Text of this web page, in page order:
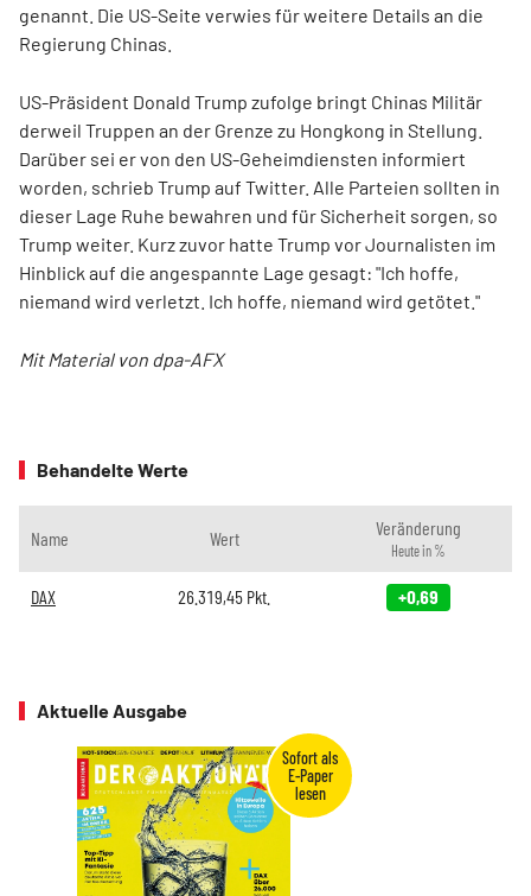
genannt. Die US-Seite verwies für weitere Details an die
Regierung Chinas.
US-Präsident Donald Trump zufolge bringt Chinas Militär
derweil Truppen an der Grenze zu Hongkong in Stellung.
Darüber sei er von den US-Geheimdiensten informiert
worden, schrieb Trump auf Twitter. Alle Parteien sollten in
dieser Lage Ruhe bewahren und für Sicherheit sorgen, so
Trump weiter. Kurz zuvor hatte Trump vor Journalisten im
Hinblick auf die angespannte Lage gesagt: "Ich hoffe,
niemand wird verletzt. Ich hoffe, niemand wird getötet."
Mit Material von dpa-AFX
Behandelte Werte
Name Wert Veränderung
Heute in %
DAX 26.319,45 Pkt. +0,69
Aktuelle Ausgabe